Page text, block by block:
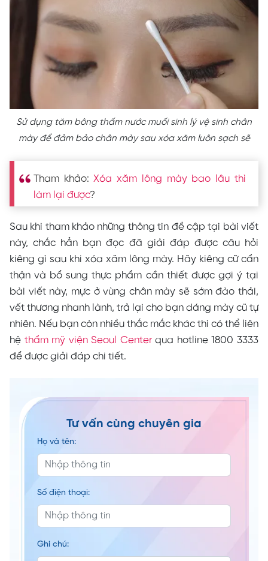
Sử dụng tăm bông thấm nước muối sinh lý vệ sinh chân
mày để đảm bảo chân mày sau xóa xăm luôn sạch sẽ
Tham khảo:Xóa xăm lông mày bao lâu thì
làm lại được?
Sau khi tham khảo những thông tin đề cập tại bài viết
này, chắc hẳn bạn đọc đã giải đáp được câu hỏi
kiêng gì sau khi xóa xăm lông mày. Hãy kiêng cữ cẩn
thận và bổ sung thực phẩm cần thiết được gợi ý tại
bài viết này, mực ở vùng chân mày sẽ sớm đào thải,
vết thương nhanh lành, trả lại cho bạn dáng mày cũ tự
nhiên. Nếu bạn còn nhiều thắc mắc khác thì có thể liên
hệ thẩm mỹ viện Seoul Centerqua hotline 1800 3333
để được giải đáp chi tiết.
Tư vấn cùng chuyên gia
Họ và tên:
Số điện thoại:
Ghi chú: